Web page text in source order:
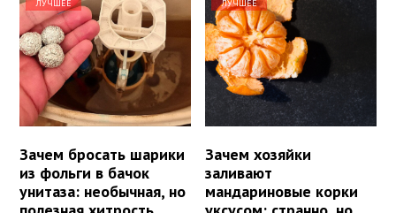
ЛУЧШЕЕ
Зачем бросать шарики
из фольги в бачок
унитаза: необычная, но
ЛУЧШЕЕ
Зачем хозяйки
заливают
мандариновые корки